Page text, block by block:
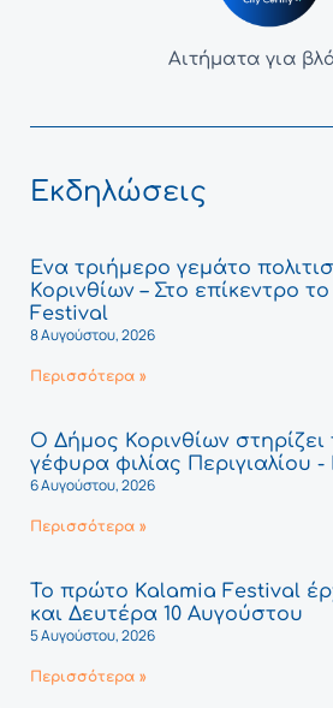
Αιτήματα για
Εκδηλώσεις
Ένα τριήμερο γεμάτο
Κορινθίων – Στο επίκεντρο
Festival
8 Αυγούστου, 2026
Περισσότερα »
Ο Δήμος Κορινθίων στηρίζει
γέφυρα φιλίας Περιγιαλίου -
6 Αυγούστου, 2026
Περισσότερα »
Το πρώτο Kalamia Festival
και Δευτέρα 10 Αυγούστου
5 Αυγούστου, 2026
Περισσότερα »